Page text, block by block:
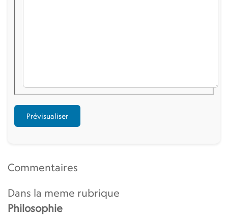
Commentaires
Dans la meme rubrique
Philosophie